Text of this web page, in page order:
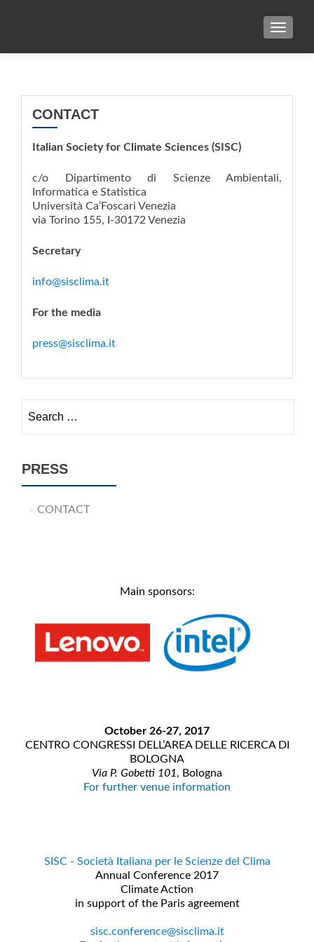
CONTACT
Italian Society for Climate Sciences (SISC)
c/o Dipartimento di Scienze Ambientali,
Informatica e Statistica
Università Ca’Foscari Venezia
via Torino 155, I-30172 Venezia
Secretary
info@sisclima.it
For the media
press@sisclima.it
PRESS
CONTACT
Main sponsors:
October 26-27, 2017
CENTRO CONGRESSI DELL’AREA DELLE RICERCA DI
BOLOGNA
Via P. Gobetti 101, Bologna
For further venue information
SISC - Società Italiana per le Scienze del Clima
Annual Conference 2017
Climate Action
in support of the Paris agreement
sisc.conference@sisclima.it